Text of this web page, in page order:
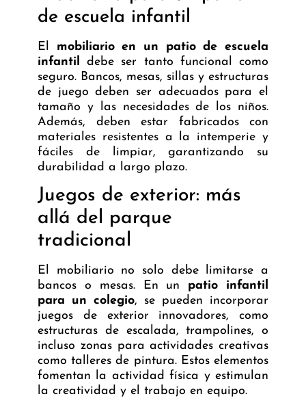
de escuela infantil
El mobiliario en un patio de escuela
infantil
debe ser tanto funcional como
seguro. Bancos, mesas, sillas y estructuras
de juego deben ser adecuados para el
tamaño y las necesidades de los niños.
Además, deben estar fabricados con
materiales resistentes a la intemperie y
fáciles de limpiar, garantizando su
durabilidad a largo plazo.
Juegos de exterior: más
allá del parque
tradicional
El mobiliario no solo debe limitarse a
bancos o mesas. En un patio infantil
para un colegio, se pueden incorporar
juegos de exterior innovadores, como
estructuras de escalada, trampolines, o
incluso zonas para actividades creativas
como talleres de pintura. Estos elementos
fomentan la actividad física y estimulan
la creatividad y el trabajo en equipo.